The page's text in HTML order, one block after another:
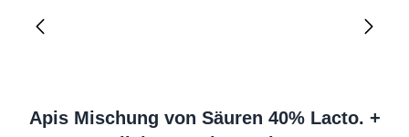
Apis Mischung von Säuren 40% Lacto. +